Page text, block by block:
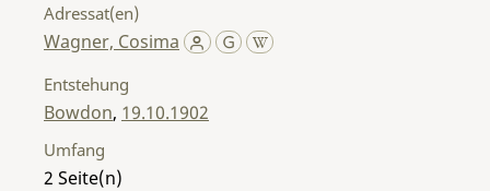
Adressat(en)
Wagner, Cosima
Entstehung
Bowdon, 19.10.1902
Umfang
2